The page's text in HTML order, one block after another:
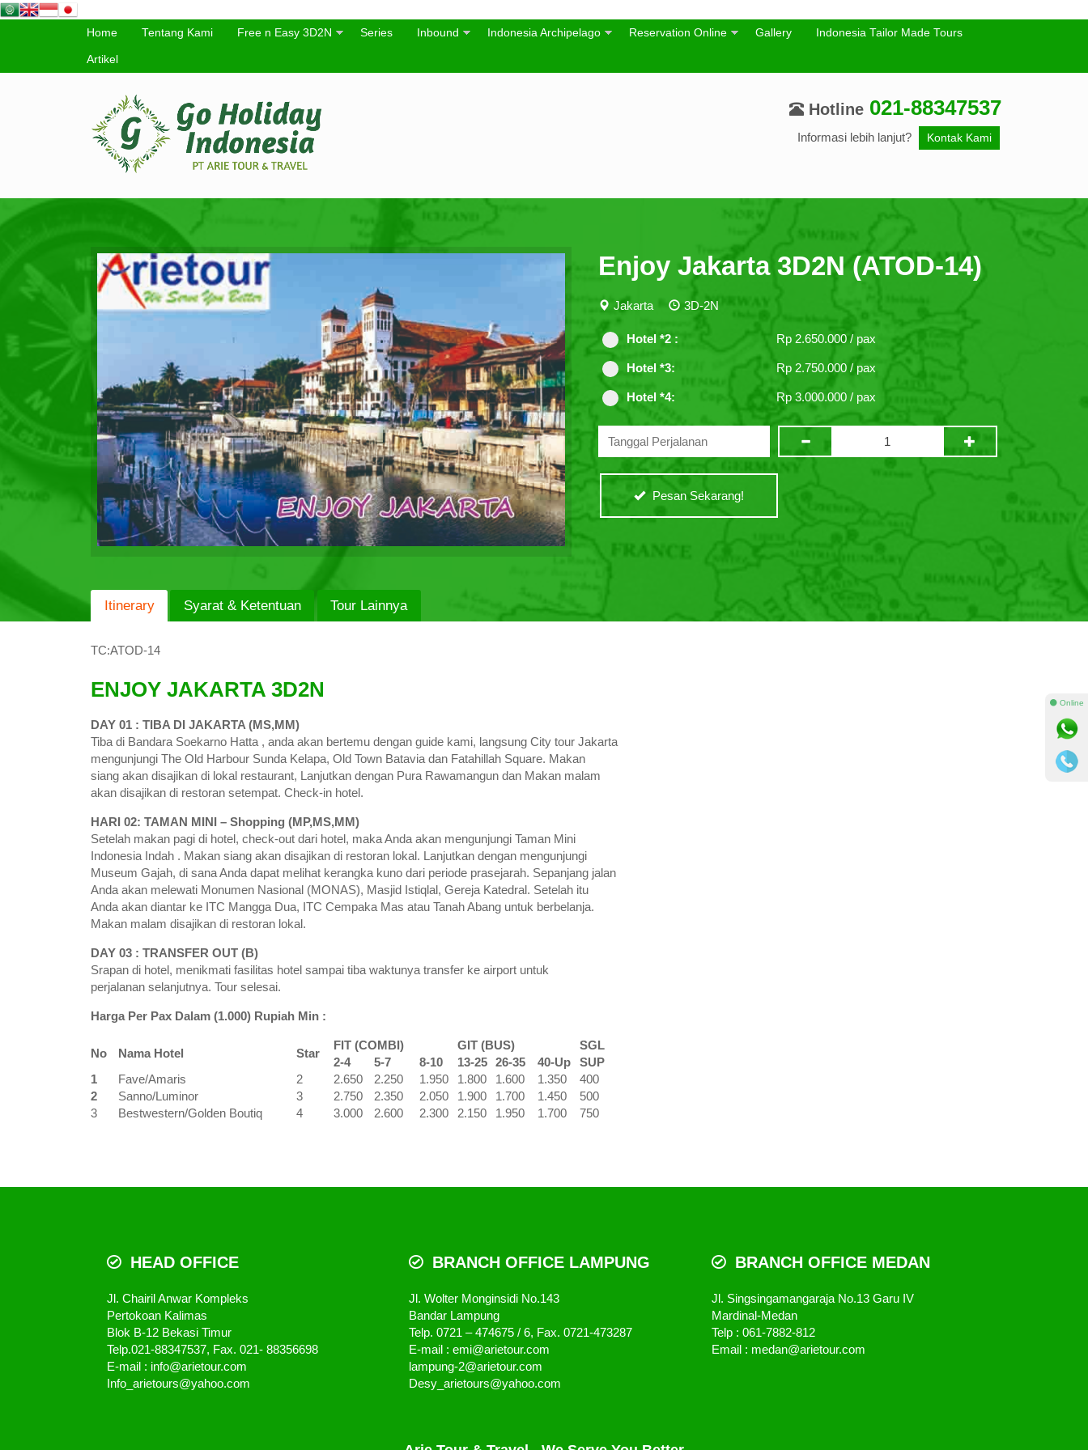
Home Tentang Kami Free n Easy 3D2N Series Inbound Indonesia Archipelago Reservation Online Gallery Indonesia Tailor Made Tours
Artikel
Hotline 021-88347537
Informasi lebih lanjut? Kontak Kami
Enjoy Jakarta 3D2N (ATOD-14)
Jakarta 3D-2N
Hotel *2 : Rp 2.650.000 / pax
Hotel *3: Rp 2.750.000 / pax
Hotel *4: Rp 3.000.000 / pax
Pesan Sekarang!
Itinerary Syarat & Ketentuan Tour Lainnya
TC:ATOD-14
ENJOY JAKARTA 3D2N
DAY 01 : TIBA DI JAKARTA (MS,MM)
Tiba di Bandara Soekarno Hatta , anda akan bertemu dengan guide kami, langsung City tour Jakarta
mengunjungi The Old Harbour Sunda Kelapa, Old Town Batavia dan Fatahillah Square. Makan
siang akan disajikan di lokal restaurant, Lanjutkan dengan Pura Rawamangun dan Makan malam
akan disajikan di restoran setempat. Check-in hotel.
HARI 02: TAMAN MINI – Shopping (MP,MS,MM)
Setelah makan pagi di hotel, check-out dari hotel, maka Anda akan mengunjungi Taman Mini
Indonesia Indah . Makan siang akan disajikan di restoran lokal. Lanjutkan dengan mengunjungi
Museum Gajah, di sana Anda dapat melihat kerangka kuno dari periode prasejarah. Sepanjang jalan
Anda akan melewati Monumen Nasional (MONAS), Masjid Istiqlal, Gereja Katedral. Setelah itu
Anda akan diantar ke ITC Mangga Dua, ITC Cempaka Mas atau Tanah Abang untuk berbelanja.
Makan malam disajikan di restoran lokal.
DAY 03 : TRANSFER OUT (B)
Srapan di hotel, menikmati fasilitas hotel sampai tiba waktunya transfer ke airport untuk
perjalanan selanjutnya. Tour selesai.
Harga Per Pax Dalam (1.000) Rupiah Min :
No Nama Hotel Star
FIT (COMBI) GIT (BUS)
SGL
SUP
2-4 5-7 8-10 13-25 26-35
40-Up
1
Fave/Amaris 2 2.650 2.250 1.950 1.800 1.600 1.350
400
2
Sanno/Luminor 3 2.750 2.350 2.050 1.900 1.700 1.450
500
3
Bestwestern/Golden Boutiq 4 3.000 2.600 2.300 2.150 1.950 1.700 750
HEAD OFFICE
Jl. Chairil Anwar Kompleks
Pertokoan Kalimas
Blok B-12 Bekasi Timur
Telp.021-88347537, Fax. 021- 88356698
E-mail : info@arietour.com
Info_arietours@yahoo.com
BRANCH OFFICE LAMPUNG
Jl. Wolter Monginsidi No.143
Bandar Lampung
Telp. 0721 – 474675 / 6, Fax. 0721-473287
E-mail : emi@arietour.com
lampung-2@arietour.com
Desy_arietours@yahoo.com
BRANCH OFFICE MEDAN
Jl. Singsingamangaraja No.13 Garu IV
Mardinal-Medan
Telp : 061-7882-812
Email : medan@arietour.com
⚫ Online